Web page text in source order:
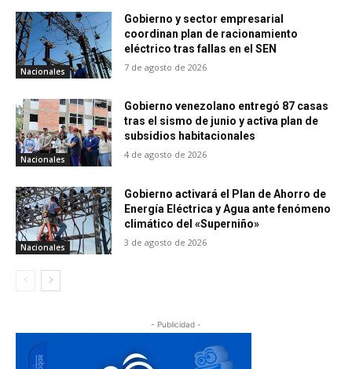
Nacionales
Gobierno y sector empresarial
coordinan plan de racionamiento
eléctrico tras fallas en el SEN
7 de agosto de 2026
Nacionales
Gobierno venezolano entregó 87 casas
tras el sismo de junio y activa plan de
subsidios habitacionales
4 de agosto de 2026
Nacionales
Gobierno activará el Plan de Ahorro de
Energía Eléctrica y Agua ante fenómeno
climático del «Superniño»
3 de agosto de 2026
- Publicidad -